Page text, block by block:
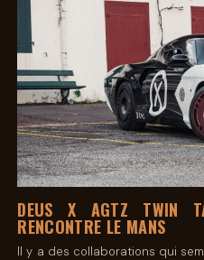
DEUS X AGTZ TWIN
RENCONTRE LE MANS
Il y a des collaborations qui